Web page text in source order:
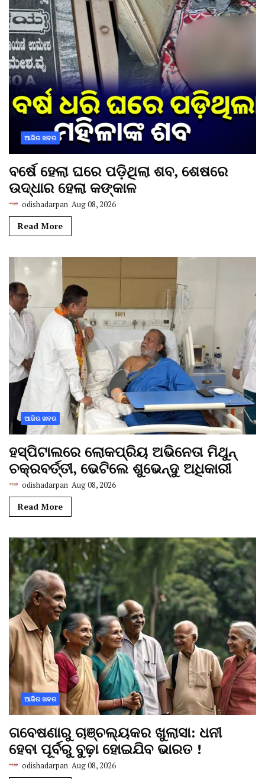
ଆଜିର ଖବର
ବର୍ଷେ ହେଲା ଘରେ ପଡ଼ିଥିଲା ଶବ, ଶେଷରେ
ଉଦ୍ଧାର ହେଲା କଙ୍କାଳ
odishadarpan Aug 08, 2026
Read More
ଆଜିର ଖବର
ହସ୍ପିଟାଲରେ ଲୋକପ୍ରିୟ ଅଭିନେତା ମିଥୁନ୍
ଚକ୍ରବର୍ତ୍ତୀ, ଭେଟିଲେ ଶୁଭେନ୍ଦୁ ଅଧିକାରୀ
odishadarpan Aug 08, 2026
Read More
ଆଜିର ଖବର
ଗବେଷଣାରୁ ଚାଞ୍ଚଲ୍ୟକର ଖୁଲାସା: ଧନୀ
ହେବା ପୂର୍ବରୁ ବୁଢ଼ା ହୋଇଯିବ ଭାରତ !
odishadarpan Aug 08, 2026